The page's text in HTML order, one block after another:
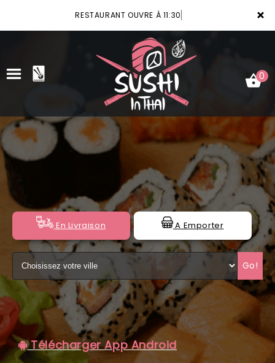
×
RESTAURANT OUVRE À 11:30
ACCUEIL
VOTRE COMPTE
NOTRE RESTAURANT
VOS AVIS
MENTIONS LÉGALES
C.G.V
0
En Livraison A Emporter
Go!
Télécharger App Android